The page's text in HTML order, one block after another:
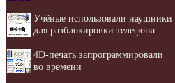
Учёные использовали наушники
для разблокировки телефона
4D-печать запрограммировали
во времени